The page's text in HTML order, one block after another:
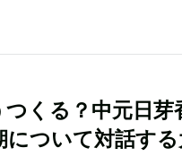
くる？中元日芽
ついて対話する